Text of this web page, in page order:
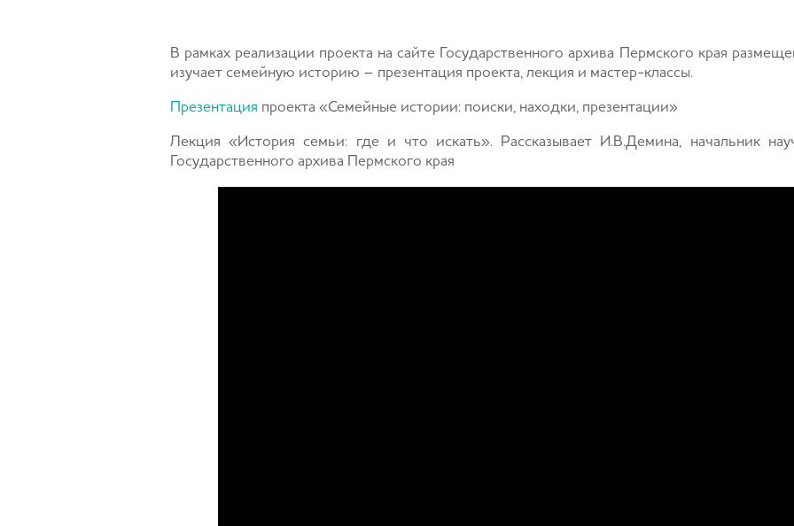
В рамках реализации проекта на сайте Государственного архива Пермского края
изучает семейную историю – презентация проекта, лекция и мастер-классы.
Презентация проекта «Семейные истории: поиски, находки, презентации»
Лекция «История семьи: где и что искать». Рассказывает И.В.Демина, начальник
Государственного архива Пермского края